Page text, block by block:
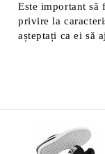
Este important
privire la
așteptați ca ei să